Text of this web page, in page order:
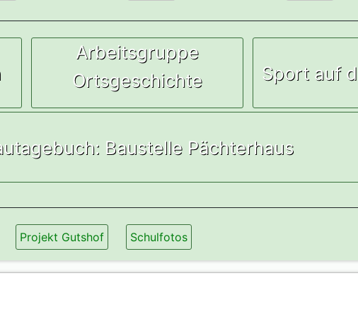
Arbeitsgruppe
Ortsgeschichte
Sport auf
Baustelle Pächterhaus
Projekt Gutshof Schulfotos